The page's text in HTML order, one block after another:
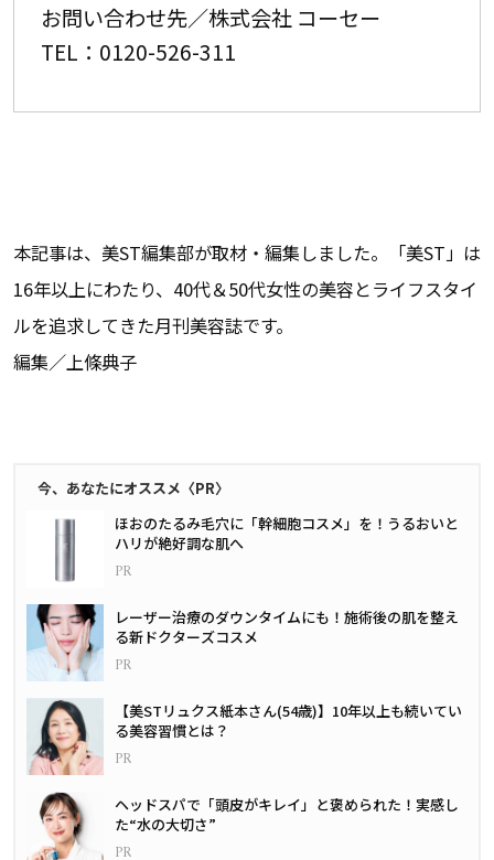
お問い合わせ先／株式会社 コーセー
TEL：0120-526-311
本記事は、美ST編集部が取材・編集しました。「美ST」は
16年以上にわたり、40代＆50代女性の美容とライフスタイ
ルを追求してきた月刊美容誌です。
編集／上條典子
今、あなたにオススメ〈PR〉
ほおのたるみ毛穴に「幹細胞コスメ」を！うるおいと
ハリが絶好調な肌へ
レーザー治療のダウンタイムにも！施術後の肌を整え
る新ドクターズコスメ
【美STリュクス紙本さん(54歳)】10年以上も続いてい
る美容習慣とは？
ヘッドスパで「頭皮がキレイ」と褒められた！実感し
た“水の大切さ”